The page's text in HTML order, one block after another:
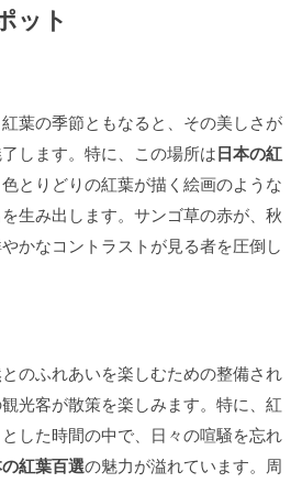
ット
葉の季節ともなると、その美しさが
します。特に、この場所は日本の紅
とりどりの紅葉が描く絵画のような
生み出します。サンゴ草の赤が、秋
かなコントラストが見る者を圧倒し
のふれあいを楽しむための整備され
光客が散策を楽しみます。特に、紅
した時間の中で、日々の喧騒を忘れ
紅葉百選の魅力が溢れています。周